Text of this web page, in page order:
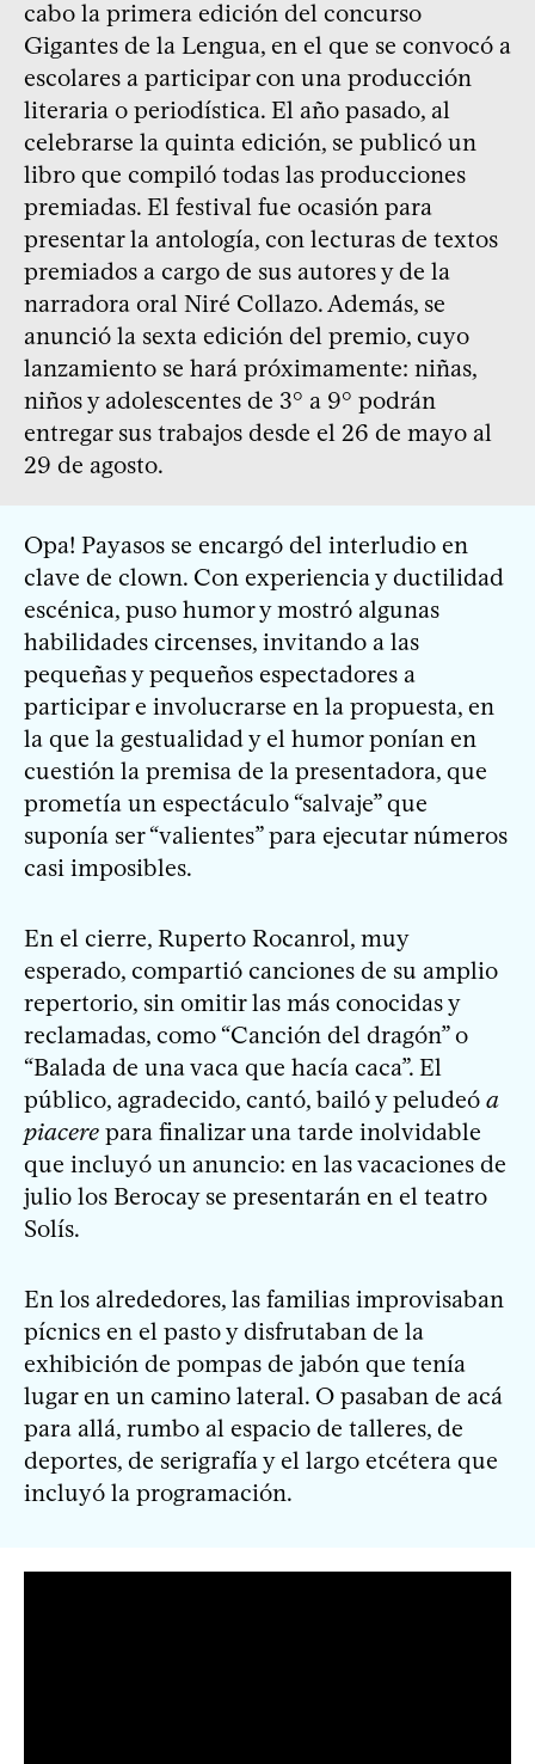
cabo la primera edición del concurso
Gigantes de la Lengua, en el que se convocó a
escolares a participar con una producción
literaria o periodística. El año pasado, al
celebrarse la quinta edición, se publicó un
libro que compiló todas las producciones
premiadas. El festival fue ocasión para
presentar la antología, con lecturas de textos
premiados a cargo de sus autores y de la
narradora oral Niré Collazo. Además, se
anunció la sexta edición del premio, cuyo
lanzamiento se hará próximamente: niñas,
niños y adolescentes de 3° a 9° podrán
entregar sus trabajos desde el 26 de mayo al
29 de agosto.
Opa! Payasos se encargó del interludio en
clave de clown. Con experiencia y ductilidad
escénica, puso humor y mostró algunas
habilidades circenses, invitando a las
pequeñas y pequeños espectadores a
participar e involucrarse en la propuesta, en
la que la gestualidad y el humor ponían en
cuestión la premisa de la presentadora, que
prometía un espectáculo “salvaje” que
suponía ser “valientes” para ejecutar números
casi imposibles.
En el cierre, Ruperto Rocanrol, muy
esperado, compartió canciones de su amplio
repertorio, sin omitir las más conocidas y
reclamadas, como “Canción del dragón” o
“Balada de una vaca que hacía caca”. El
público, agradecido, cantó, bailó y peludeó a
piacere para finalizar una tarde inolvidable
que incluyó un anuncio: en las vacaciones de
julio los Berocay se presentarán en el teatro
Solís.
En los alrededores, las familias improvisaban
pícnics en el pasto y disfrutaban de la
exhibición de pompas de jabón que tenía
lugar en un camino lateral. O pasaban de acá
para allá, rumbo al espacio de talleres, de
deportes, de serigrafía y el largo etcétera que
incluyó la programación.